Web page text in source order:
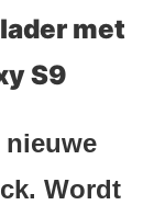
met
S9
Wordt